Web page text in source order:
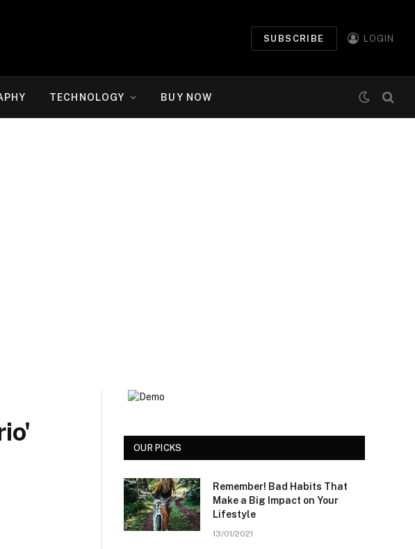
SUBSCRIBE LOGIN
TECHNOLOGY BUY NOW
OUR PICKS
Remember! Bad Habits That
Make a Big Impact on Your
Lifestyle
13/01/2021